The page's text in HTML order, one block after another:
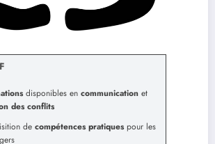
disponibles en communication et
des conflits
de compétences pratiquespour les